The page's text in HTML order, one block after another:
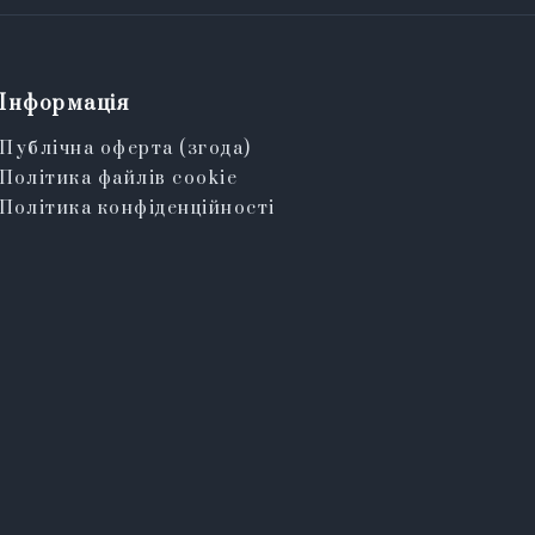
Інформація
Публічна оферта (згода)
Політика файлів cookie
Політика конфіденційності